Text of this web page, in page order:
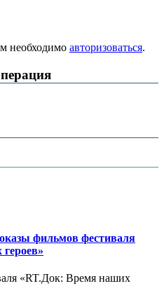
необходимо авторизоваться.
фильмов фестиваля
«RT.Док: Время наших